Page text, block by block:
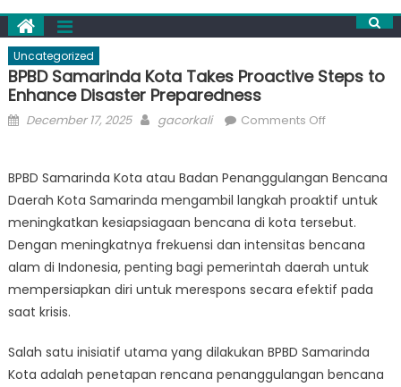
Uncategorized
BPBD Samarinda Kota Takes Proactive Steps to
Enhance Disaster Preparedness
Posted
December 17, 2025 Author
gacorkali Comments Offon
Kota
Takes
Proactive
Steps
to
Enhance
Disaster
BPBD Samarinda Kota atau Badan Penanggulangan Bencana
Daerah Kota Samarinda mengambil langkah proaktif untuk
meningkatkan kesiapsiagaan bencana di kota tersebut.
Dengan meningkatnya frekuensi dan intensitas bencana
alam di Indonesia, penting bagi pemerintah daerah untuk
mempersiapkan diri untuk merespons secara efektif pada
saat krisis.
Salah satu inisiatif utama yang dilakukan BPBD Samarinda
Kota adalah penetapan rencana penanggulangan bencana